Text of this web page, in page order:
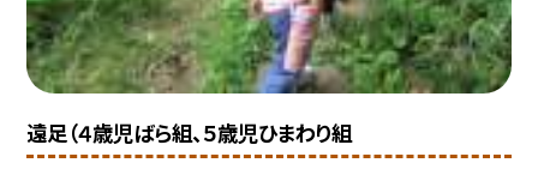
遠足（４歳児ばら組、５歳児ひまわり組